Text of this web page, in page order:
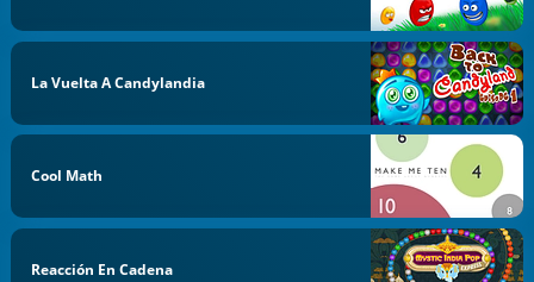
La Vuelta A Candylandia
Cool Math
Reacción En Cadena